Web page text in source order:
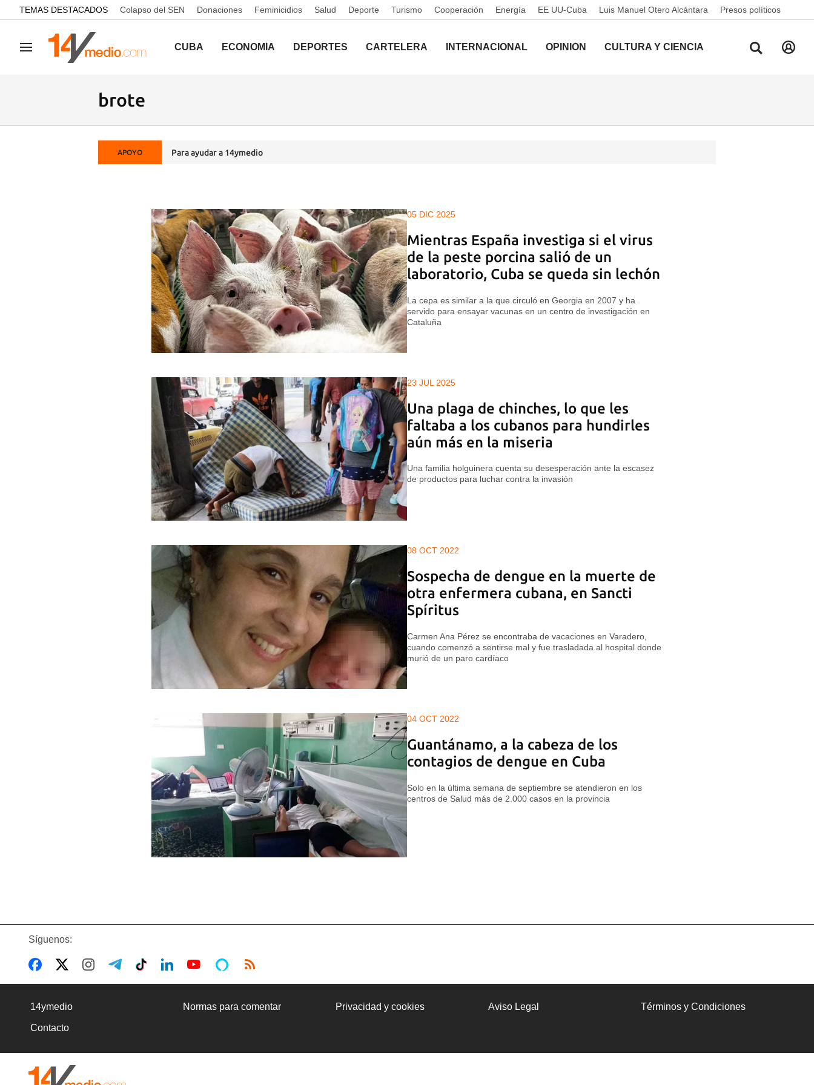
common.go-to-content
TEMAS DESTACADOS Colapso del SEN Donaciones Feminicidios Salud Deporte Turismo Cooperación Energía EE UU-Cuba Luis Manuel Otero Alcántara Presos políticos
Navegación CUBA ECONOMÍA DEPORTES CARTELERA INTERNACIONAL OPINIÓN CULTURA Y CIENCIA
brote
APOYO Para ayudar a 14ymedio
05 DIC 2025
Mientras España investiga si el virus
de la peste porcina salió de un
laboratorio, Cuba se queda sin lechón
La cepa es similar a la que circuló en Georgia en 2007 y ha
servido para ensayar vacunas en un centro de investigación en
Cataluña
23 JUL 2025
Una plaga de chinches, lo que les
faltaba a los cubanos para hundirles
aún más en la miseria
Una familia holguinera cuenta su desesperación ante la escasez
de productos para luchar contra la invasión
08 OCT 2022
Sospecha de dengue en la muerte de
otra enfermera cubana, en Sancti
Spíritus
Carmen Ana Pérez se encontraba de vacaciones en Varadero,
cuando comenzó a sentirse mal y fue trasladada al hospital donde
murió de un paro cardíaco
04 OCT 2022
Guantánamo, a la cabeza de los
contagios de dengue en Cuba
Solo en la última semana de septiembre se atendieron en los
centros de Salud más de 2.000 casos en la provincia
Síguenos:
14ymedio Normas para comentar Privacidad y cookies Aviso Legal Términos y Condiciones
Contacto